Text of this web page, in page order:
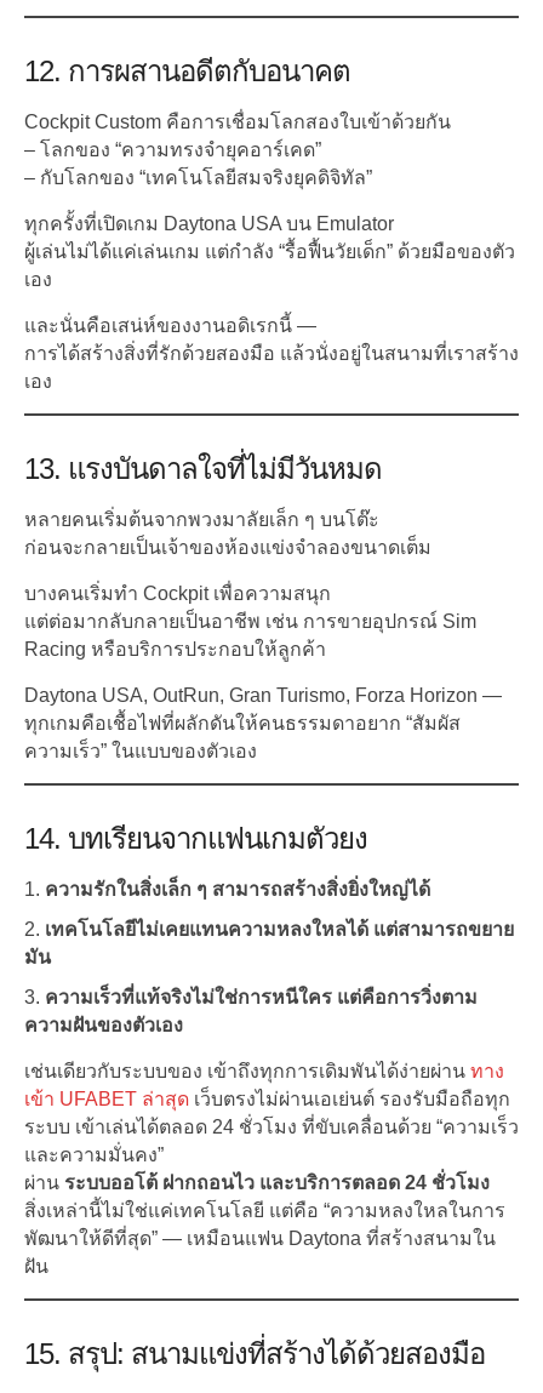
12. การผสานอดีตกับอนาคต
Cockpit Custom คือการเชื่อมโลกสองใบเข้าด้วยกัน
– โลกของ “ความทรงจำยุคอาร์เคด”
– กับโลกของ “เทคโนโลยีสมจริงยุคดิจิทัล”
ทุกครั้งที่เปิดเกม Daytona USA บน Emulator
ผู้เล่นไม่ได้แค่เล่นเกม แต่กำลัง “รื้อฟื้นวัยเด็ก” ด้วยมือของตัว
เอง
และนั่นคือเสน่ห์ของงานอดิเรกนี้ —
การได้สร้างสิ่งที่รักด้วยสองมือ แล้วนั่งอยู่ในสนามที่เราสร้าง
เอง
13. แรงบันดาลใจที่ไม่มีวันหมด
หลายคนเริ่มต้นจากพวงมาลัยเล็ก ๆ บนโต๊ะ
ก่อนจะกลายเป็นเจ้าของห้องแข่งจำลองขนาดเต็ม
บางคนเริ่มทำ Cockpit เพื่อความสนุก
แต่ต่อมากลับกลายเป็นอาชีพ เช่น การขายอุปกรณ์ Sim
Racing หรือบริการประกอบให้ลูกค้า
Daytona USA, OutRun, Gran Turismo, Forza Horizon —
ทุกเกมคือเชื้อไฟที่ผลักดันให้คนธรรมดาอยาก “สัมผัส
ความเร็ว” ในแบบของตัวเอง
14. บทเรียนจากแฟนเกมตัวยง
ความรักในสิ่งเล็ก ๆ สามารถสร้างสิ่งยิ่งใหญ่ได้
เทคโนโลยีไม่เคยแทนความหลงใหลได้ แต่สามารถขยาย
มัน
ความเร็วที่แท้จริงไม่ใช่การหนีใคร แต่คือการวิ่งตาม
ความฝันของตัวเอง
เช่นเดียวกับระบบของ เข้าถึงทุกการเดิมพันได้ง่ายผ่าน ทาง
เข้า UFABET ล่าสุด เว็บตรงไม่ผ่านเอเย่นต์ รองรับมือถือทุก
ระบบ เข้าเล่นได้ตลอด 24 ชั่วโมง ที่ขับเคลื่อนด้วย “ความเร็ว
และความมั่นคง”
ผ่าน ระบบออโต้ ฝากถอนไว และบริการตลอด 24 ชั่วโมง
สิ่งเหล่านี้ไม่ใช่แค่เทคโนโลยี แต่คือ “ความหลงใหลในการ
พัฒนาให้ดีที่สุด” — เหมือนแฟน Daytona ที่สร้างสนามใน
ฝัน
15. สรุป: สนามแข่งที่สร้างได้ด้วยสองมือ